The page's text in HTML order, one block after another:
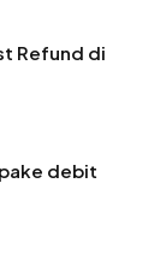
Refund di
debit